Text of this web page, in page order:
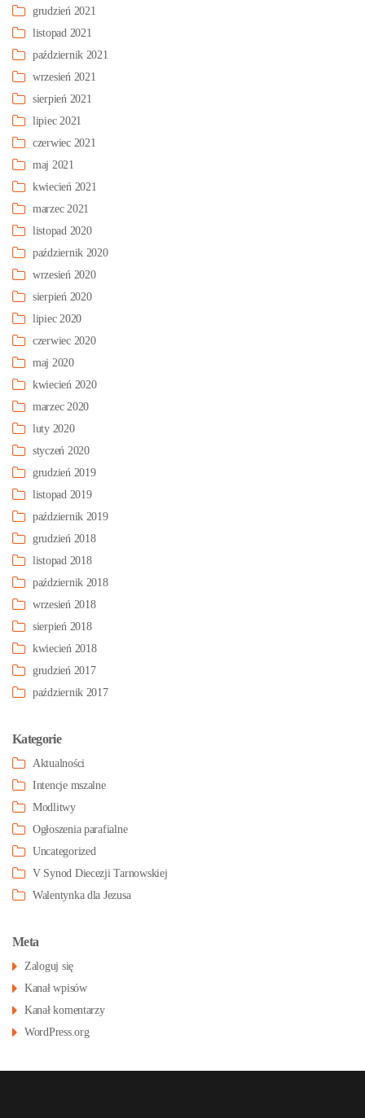
grudzień 2021
listopad 2021
październik 2021
wrzesień 2021
sierpień 2021
lipiec 2021
czerwiec 2021
maj 2021
kwiecień 2021
marzec 2021
listopad 2020
październik 2020
wrzesień 2020
sierpień 2020
lipiec 2020
czerwiec 2020
maj 2020
kwiecień 2020
marzec 2020
luty 2020
styczeń 2020
grudzień 2019
listopad 2019
październik 2019
grudzień 2018
listopad 2018
październik 2018
wrzesień 2018
sierpień 2018
kwiecień 2018
grudzień 2017
październik 2017
Kategorie
Aktualności
Intencje mszalne
Modlitwy
Ogłoszenia parafialne
Uncategorized
V Synod Diecezji Tarnowskiej
Walentynka dla Jezusa
Meta
Zaloguj się
Kanał wpisów
Kanał komentarzy
WordPress.org